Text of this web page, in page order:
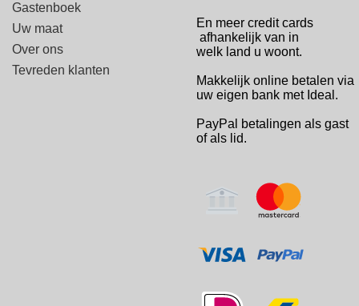
Gastenboek
Uw maat
Over ons
Tevreden klanten
En meer credit cards
afhankelijk van in
welk land u woont.
Makkelijk online betalen via
uw eigen bank met Ideal.
PayPal betalingen als gast
of als lid.